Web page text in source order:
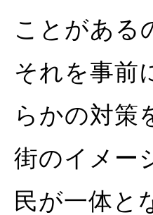
ことがある
それを事前
らかの対策
街のイメー
民が一体と